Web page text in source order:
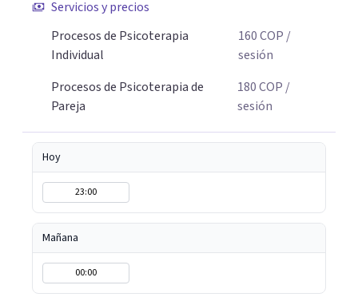
Servicios y precios
Procesos de Psicoterapia
Individual
160COP /
sesión
Procesos de Psicoterapia de
Pareja
180COP /
sesión
Hoy
23:00
Mañana
00:00